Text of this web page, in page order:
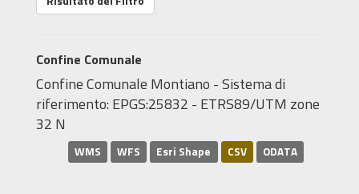
Confine Comunale
Confine Comunale Montiano - Sistema di
riferimento: EPGS:25832 - ETRS89/UTM zone
32 N
WMS WFS Esri Shape CSV ODATA